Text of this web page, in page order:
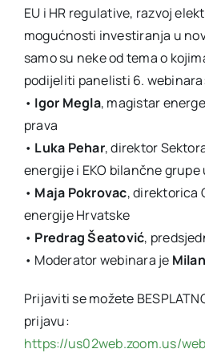
EU i HR regulative, razvoj
mogućnosti investiranja u
samo su neke od tema o
podijeliti panelisti 6.
• Igor Megla, magistar
prava
• Luka Pehar, direktor
energije i EKO bilančne grupe
• Maja Pokrovac, direktorica
energije Hrvatske
• Predrag Šeatović,
• Moderator webinara je
Prijaviti se možete
prijavu:
https://us02web.zoom.us/